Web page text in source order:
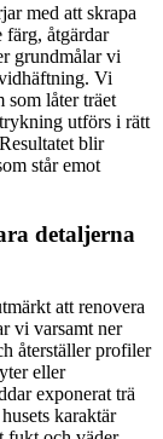
med att skrapa
färg, åtgärdar
grundmålar vi
Vi
som låter träet
utförs i rätt
blir
står emot
detaljerna
att renovera
vi varsamt ner
återställer profiler
eller
exponerat trä
karaktär